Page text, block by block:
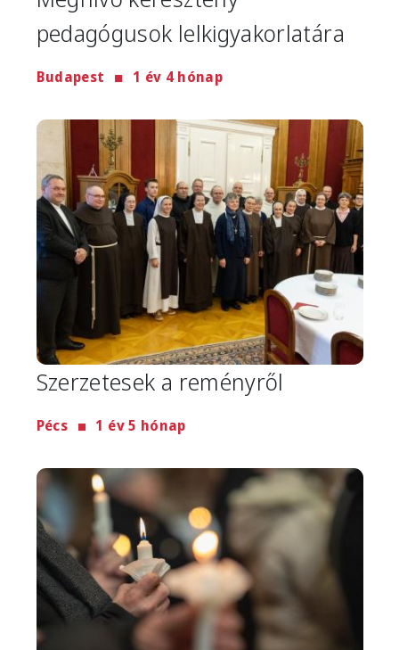
pedagógusok lelkigyakorlatára
Budapest 1 év 4 hónap
Image
Szerzetesek a reményről
Pécs 1 év 5 hónap
Image